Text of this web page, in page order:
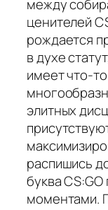
между
ценителей
рождается
в духе
имеет что-
элитных
распишись
буква
моментами.